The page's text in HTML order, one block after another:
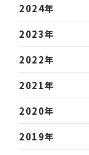
2024年
2023年
2022年
2021年
2020年
2019年